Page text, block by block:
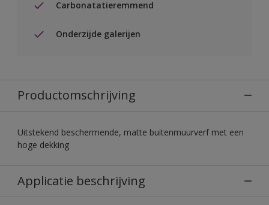
Carbonatatieremmend
Onderzijde galerijen
Productomschrijving
Uitstekend beschermende, matte buitenmuurverf met een
hoge dekking
Applicatie beschrijving